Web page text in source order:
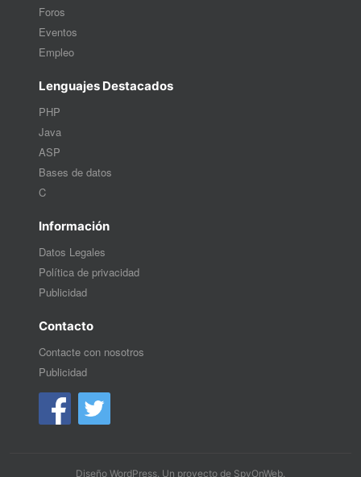
Foros
Eventos
Empleo
Lenguajes Destacados
PHP
Java
ASP
Bases de datos
C
Información
Datos Legales
Política de privacidad
Publicidad
Contacto
Contacte con nosotros
Publicidad
Diseño WordPress. Un proyecto de SpyOnWeb.